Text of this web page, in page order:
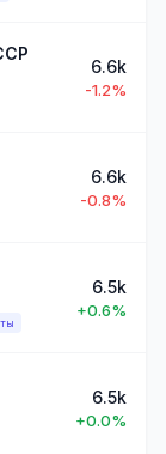
6.6k
-1.2%
6.6k
-0.8%
6.5k
+0.6%
6.5k
+0.0%